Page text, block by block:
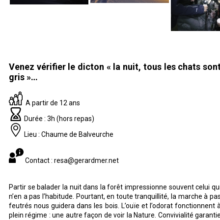
Venez vérifier le dicton « la nuit, tous les chats
gris »…
A partir de 12 ans
Durée : 3h (hors repas)
Lieu : Chaume de Balveurche
Contact : resa@gerardmer.net
Partir se balader la nuit dans la forêt impressionne souvent celui
n’en a pas l’habitude. Pourtant, en toute tranquillité, la marche à
feutrés nous guidera dans les bois. L’ouïe et l’odorat fonctionnent
plein régime : une autre façon de voir la Nature. Convivialité